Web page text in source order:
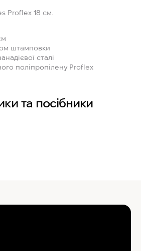
Proflex 18 см
штамповки
сталі
поліпропілену Proflex
та посібники